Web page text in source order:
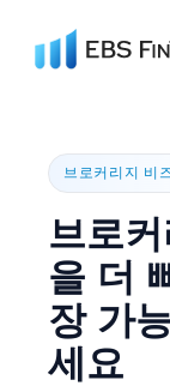
브로커리지 비
브로
을 더
장 가
세요